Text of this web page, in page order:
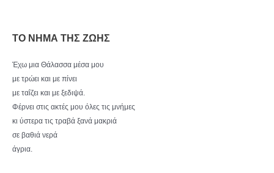
ΤΟ ΝΗΜΑ ΤΗΣ ΖΩΗΣ
Έχω μια Θάλασσα μέσα μου
με τρώει και με πίνει
με ταΐζει και με ξεδιψά.
Φέρνει στις ακτές μου όλες τις μνήμες
κι ύστερα τις τραβά ξανά μακριά
σε βαθιά νερά
άγρια.